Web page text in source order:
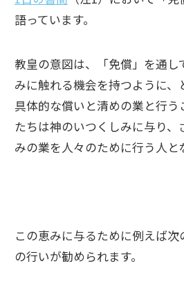
語っています。
教皇の意図は、「免償」を通し
みに触れる機会を持つように、
具体的な償いと清めの業と行う
たちは神のいつくしみに与り、
みの業を人々のために行う人と
この恵みに与るために例えば
の行いが勧められます。